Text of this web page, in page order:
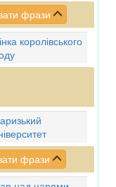
фрази
королівського
фрази